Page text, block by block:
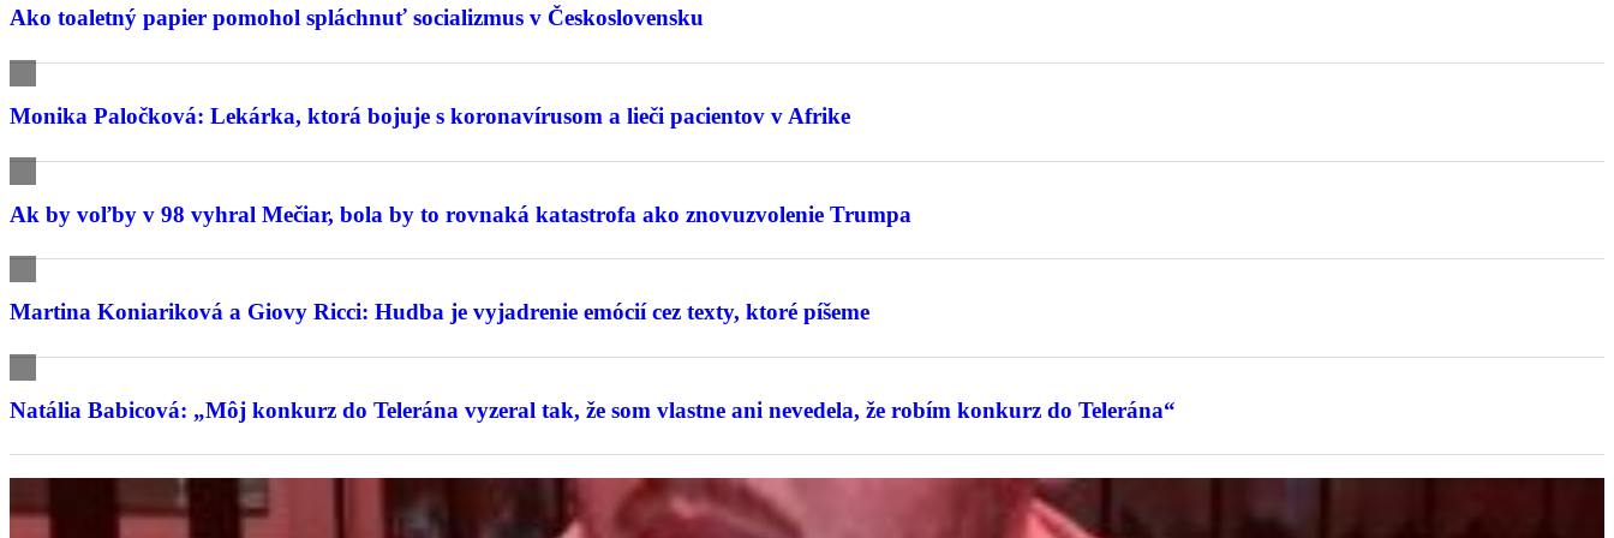
Ako toaletný papier pomohol spláchnuť socializmus v Československu
Monika Paločková: Lekárka, ktorá bojuje s koronavírusom a lieči pacientov v Afrike
Ak by voľby v 98 vyhral Mečiar, bola by to rovnaká katastrofa ako znovuzvolenie Trumpa
Martina Koniariková a Giovy Ricci: Hudba je vyjadrenie emócií cez texty, ktoré píšeme
Natália Babicová: „Môj konkurz do Telerána vyzeral tak, že som vlastne ani nevedela, že robím konkurz do Telerána“